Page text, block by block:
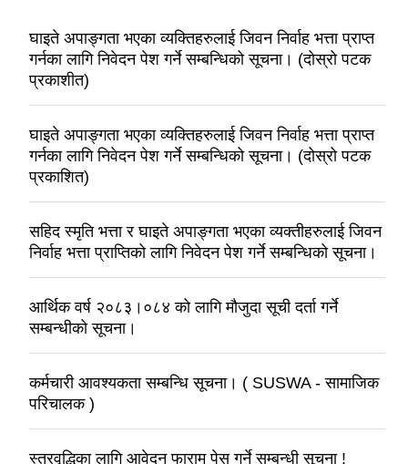
घाइते अपाङ्गता भएका व्यक्तिहरुलाई जिवन निर्वाह भत्ता प्राप्त
गर्नका लागि निवेदन पेश गर्ने सम्बन्धिको सूचना। (दोस्रो पटक
प्रकाशीत)
घाइते अपाङ्गता भएका व्यक्तिहरुलाई जिवन निर्वाह भत्ता प्राप्त
गर्नका लागि निवेदन पेश गर्ने सम्बन्धिको सूचना। (दोस्रो पटक
प्रकाशित)
सहिद स्मृति भत्ता र घाइते अपाङ्गता भएका व्यक्तीहरुलाई जिवन
निर्वाह भत्ता प्राप्तिको लागि निवेदन पेश गर्ने सम्बन्धिको सूचना।
आर्थिक वर्ष २०८३।०८४ को लागि मौजुदा सूची दर्ता गर्ने
सम्बन्धीको सूचना।
कर्मचारी आवश्यकता सम्बन्धि सूचना। ( SUSWA - सामाजिक
परिचालक )
स्तरवृद्धिका लागि आवेदन फाराम पेस गर्ने सम्बन्धी सूचना !